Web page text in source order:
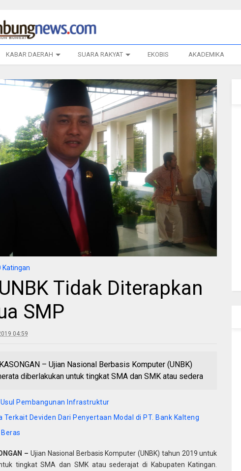
KABAR DAERAH SUARA RAKYAT EKOBIS AKADEMIKA
Katingan
Tidak Diterapkan
SMP
04:59
– Ujian Nasional Berbasis Komputer (UNBK)
diberlakukan untuk tingkat SMA dan SMK atau sedera
Pembangunan Infrastruktur
Terkait Deviden Dari Penyertaan Modal di PT. Bank Kalteng
–Ujian Nasional Berbasis Komputer (UNBK) tahun 2019 untuk
tingkat SMA dan SMK atau sederajat di Kabupaten Katingan.